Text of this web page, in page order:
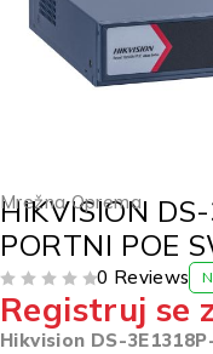
Mrežna Oprema
HIKVISION
PORTNI POE
0 Reviews
Registruj se
Hikvision DS-